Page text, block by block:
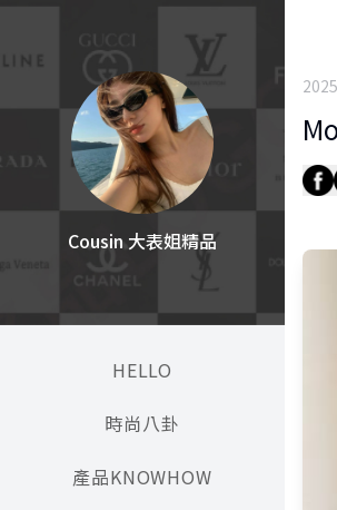
Cousin 大表姐精品
HELLO
時尚八卦
產品KNOWHOW